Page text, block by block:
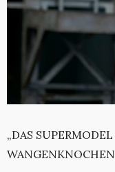
„DAS
WANGENKNOCHEN